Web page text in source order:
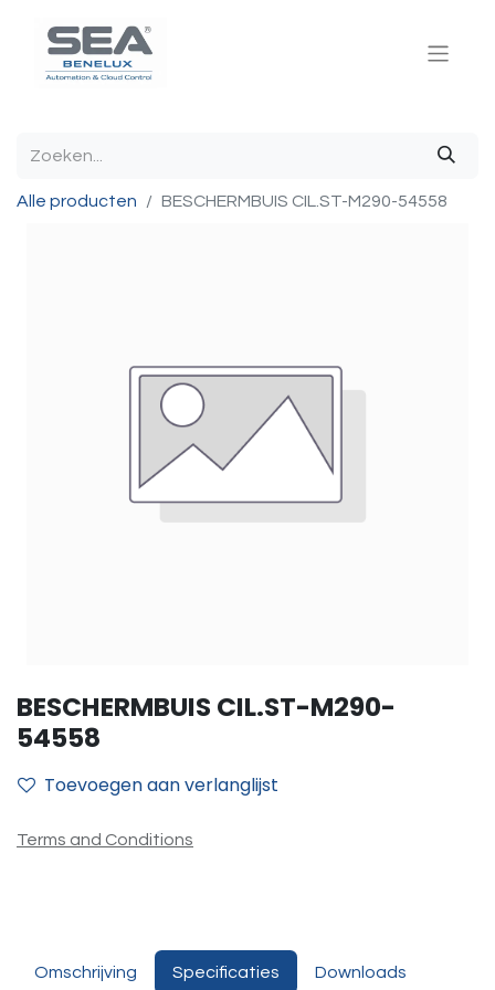
Alle producten BESCHERMBUIS CIL.ST-M290-54558
BESCHERMBUIS CIL.ST-M290-
54558
Toevoegen aan verlanglijst
Terms and Conditions
Omschrijving Specificaties Downloads